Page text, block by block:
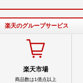
楽天のグループサービス
楽天市場
商品数は1億点以上